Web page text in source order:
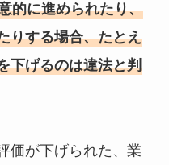
的に進められたり、
りする場合、たとえ
下げるのは違法と判
価が下げられた、業